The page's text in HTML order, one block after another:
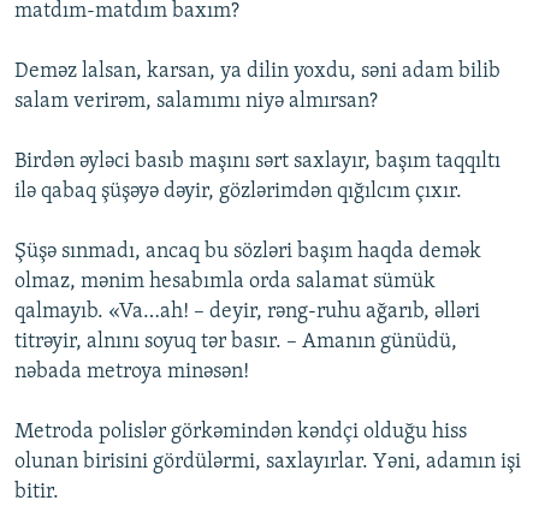
matdım-matdım baxım?
Deməz lalsan, karsan, ya dilin yoxdu, səni adam bilib
salam verirəm, salamımı niyə almırsan?
Birdən əyləci basıb maşını sərt saxlayır, başım taqqıltı
ilə qabaq şüşəyə dəyir, gözlərimdən qığılcım çıxır.
Şüşə sınmadı, ancaq bu sözləri başım haqda demək
olmaz, mənim hesabımla orda salamat sümük
qalmayıb. «Va…ah! – deyir, rəng-ruhu ağarıb, əlləri
titrəyir, alnını soyuq tər basır. – Amanın günüdü,
nəbada metroya minəsən!
Metroda polislər görkəmindən kəndçi olduğu hiss
olunan birisini gördülərmi, saxlayırlar. Yəni, adamın işi
bitir.